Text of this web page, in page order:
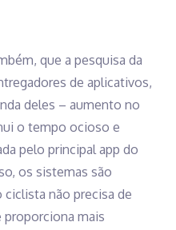
que a pesquisa da
de aplicativos,
deles – aumento no
o tempo ocioso e
pelo principal app do
os sistemas são
não precisa de
mais